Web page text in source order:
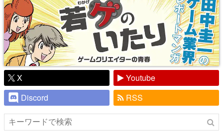
X
Youtube
Discord
RSS